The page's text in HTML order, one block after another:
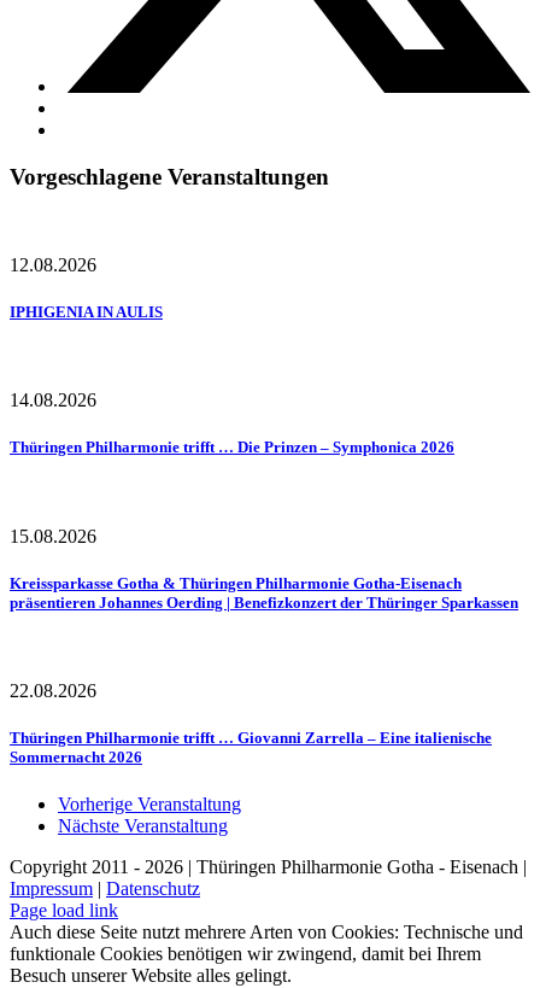
Vorgeschlagene Veranstaltungen
12.08.2026
IPHIGENIA IN AULIS
14.08.2026
Thüringen Philharmonie trifft … Die Prinzen – Symphonica 2026
15.08.2026
Kreissparkasse Gotha & Thüringen Philharmonie Gotha-Eisenach
präsentieren Johannes Oerding | Benefizkonzert der Thüringer Sparkassen
22.08.2026
Thüringen Philharmonie trifft … Giovanni Zarrella – Eine italienische
Sommernacht 2026
Vorherige Veranstaltung
Nächste Veranstaltung
Copyright 2011 - 2026 | Thüringen Philharmonie Gotha - Eisenach |
Impressum | Datenschutz
Facebook
Instagram
WhatsApp
YouTube
E-
Mail
Telefon
Page load link
Auch diese Seite nutzt mehrere Arten von Cookies: Technische und
funktionale Cookies benötigen wir zwingend, damit bei Ihrem
Besuch unserer Website alles gelingt.